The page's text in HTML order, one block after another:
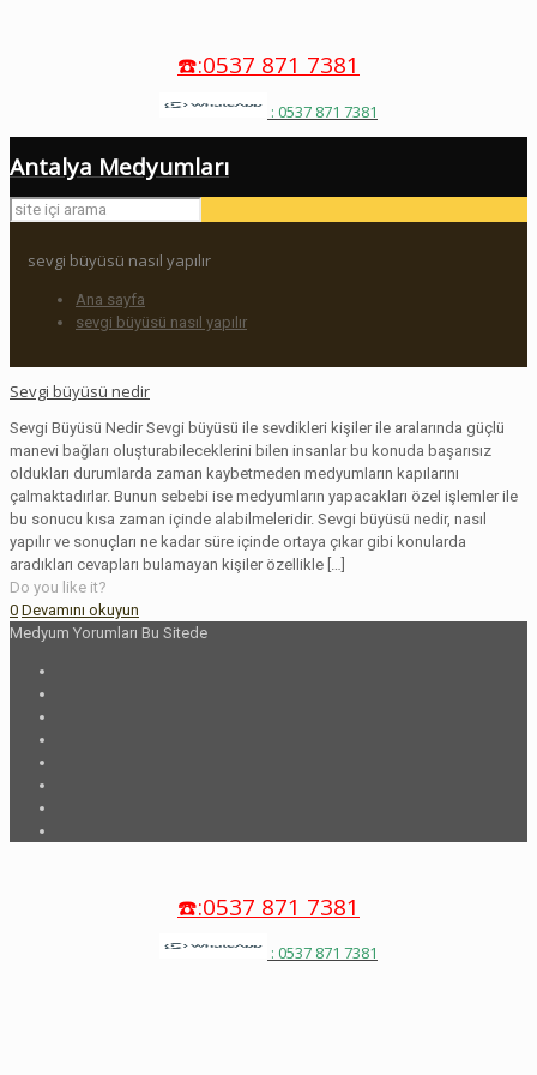
☎️:0537 871 7381
: 0537 871 7381
Antalya Medyumları
sevgi büyüsü nasıl yapılır
Ana sayfa
sevgi büyüsü nasıl yapılır
Sevgi büyüsü nedir
Sevgi Büyüsü Nedir Sevgi büyüsü ile sevdikleri kişiler ile aralarında güçlü
manevi bağları oluşturabileceklerini bilen insanlar bu konuda başarısız
oldukları durumlarda zaman kaybetmeden medyumların kapılarını
çalmaktadırlar. Bunun sebebi ise medyumların yapacakları özel işlemler ile
bu sonucu kısa zaman içinde alabilmeleridir. Sevgi büyüsü nedir, nasıl
yapılır ve sonuçları ne kadar süre içinde ortaya çıkar gibi konularda
aradıkları cevapları bulamayan kişiler özellikle
Do you like it?
0 Devamını okuyun
Medyum Yorumları Bu Sitede
☎️:0537 871 7381
: 0537 871 7381